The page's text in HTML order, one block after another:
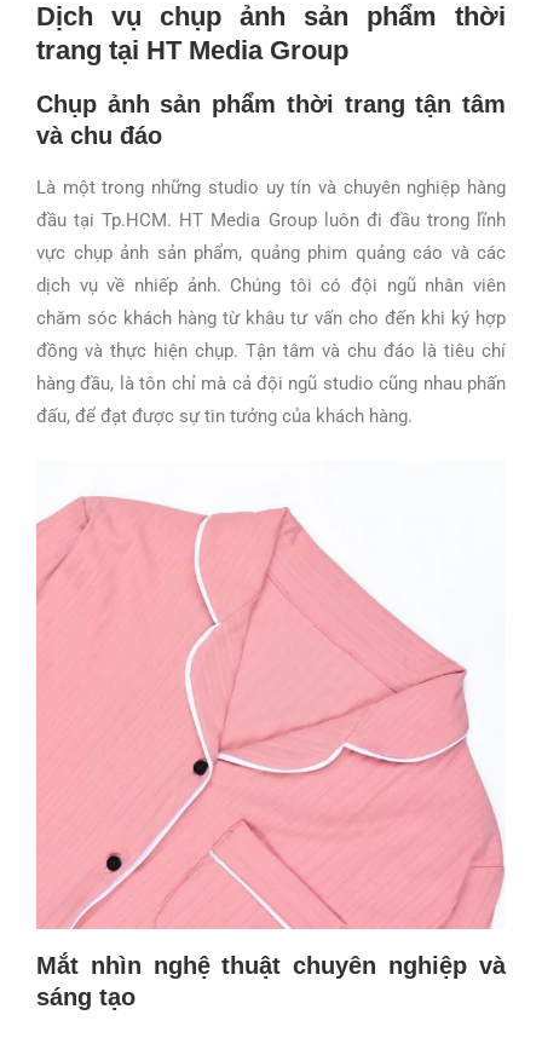
Dịch vụ chụp ảnh sản phẩm thời
trang tại HT Media Group
Chụp ảnh sản phẩm thời trang tận tâm
và chu đáo
Là một trong những studio uy tín và chuyên nghiệp hàng
đầu tại Tp.HCM. HT Media Group luôn đi đầu trong lĩnh
vực chụp ảnh sản phẩm, quảng phim quảng cáo và các
dịch vụ về nhiếp ảnh. Chúng tôi có đội ngũ nhân viên
chăm sóc khách hàng từ khâu tư vấn cho đến khi ký hợp
đồng và thực hiện chụp. Tận tâm và chu đáo là tiêu chí
hàng đầu, là tôn chỉ mà cả đội ngũ studio cũng nhau phấn
đấu, để đạt được sự tin tưởng của khách hàng.
Mắt nhìn nghệ thuật chuyên nghiệp và
sáng tạo